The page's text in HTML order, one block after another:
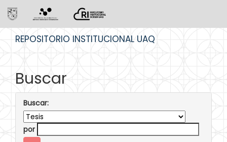
REPOSITORIO INSTITUCIONAL UAQ
Buscar
Buscar:
por